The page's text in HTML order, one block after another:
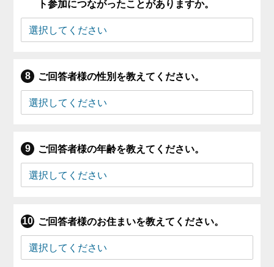
ト参加につながったことがありますか。
ご回答者様の性別を教えてください。
ご回答者様の年齢を教えてください。
ご回答者様のお住まいを教えてください。